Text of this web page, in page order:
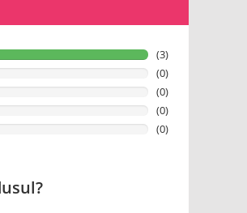
(3)
(0)
(0)
(0)
(0)